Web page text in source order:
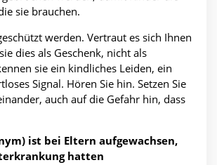
sie brauchen.
werden. Vertraut es sich Ihnen
dies als Geschenk, nicht als
sie ein kindliches Leiden, ein
Signal. Hören Sie hin. Setzen Sie
auch auf die Gefahr hin, dass
ist bei Eltern aufgewachsen,
hatten